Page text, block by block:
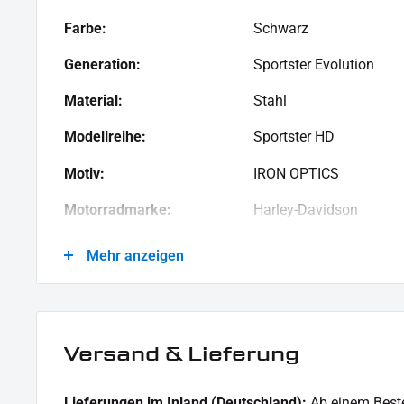
Farbe: Schwarz
Generation: Sportster Evolution
Material: Stahl
Modellreihe: Sportster HD
Motiv: IRON OPTICS
Motorradmarke: Harley-Davidson
Oberfläche:
Produkttyp: Belt-/Kettenschutz
Mehr anzeigen
Versand & Lieferung